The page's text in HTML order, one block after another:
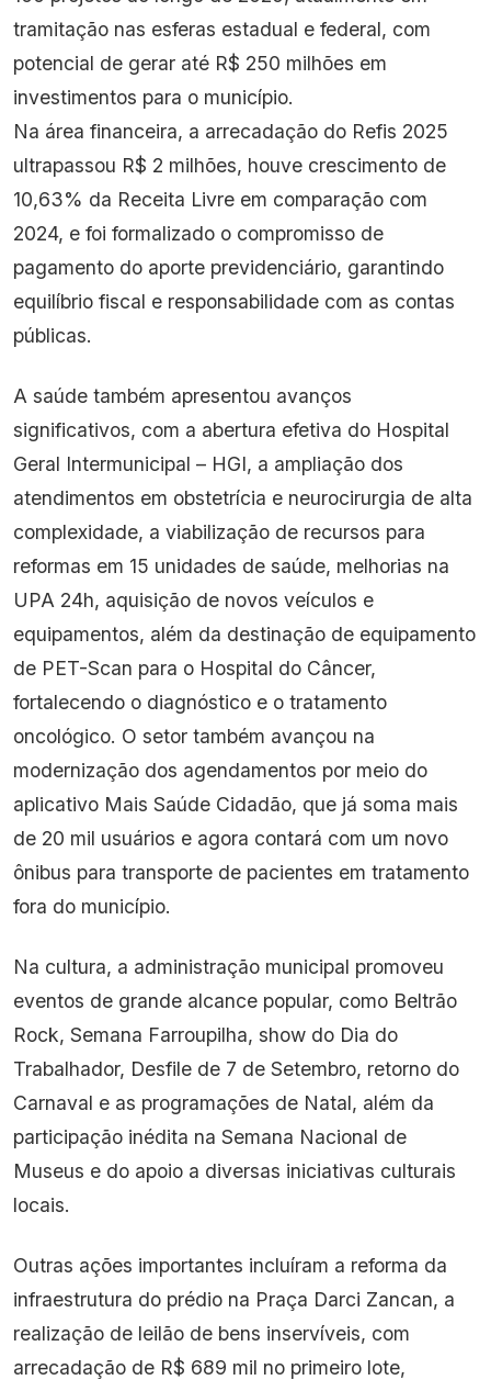
tramitação nas esferas estadual e federal, com
potencial de gerar até R$ 250 milhões em
investimentos para o município.
Na área financeira, a arrecadação do Refis 2025
ultrapassou R$ 2 milhões, houve crescimento de
10,63% da Receita Livre em comparação com
2024, e foi formalizado o compromisso de
pagamento do aporte previdenciário, garantindo
equilíbrio fiscal e responsabilidade com as contas
públicas.
A saúde também apresentou avanços
significativos, com a abertura efetiva do Hospital
Geral Intermunicipal – HGI, a ampliação dos
atendimentos em obstetrícia e neurocirurgia de alta
complexidade, a viabilização de recursos para
reformas em 15 unidades de saúde, melhorias na
UPA 24h, aquisição de novos veículos e
equipamentos, além da destinação de equipamento
de PET-Scan para o Hospital do Câncer,
fortalecendo o diagnóstico e o tratamento
oncológico. O setor também avançou na
modernização dos agendamentos por meio do
aplicativo Mais Saúde Cidadão, que já soma mais
de 20 mil usuários e agora contará com um novo
ônibus para transporte de pacientes em tratamento
fora do município.
Na cultura, a administração municipal promoveu
eventos de grande alcance popular, como Beltrão
Rock, Semana Farroupilha, show do Dia do
Trabalhador, Desfile de 7 de Setembro, retorno do
Carnaval e as programações de Natal, além da
participação inédita na Semana Nacional de
Museus e do apoio a diversas iniciativas culturais
locais.
Outras ações importantes incluíram a reforma da
infraestrutura do prédio na Praça Darci Zancan, a
realização de leilão de bens inservíveis, com
arrecadação de R$ 689 mil no primeiro lote,